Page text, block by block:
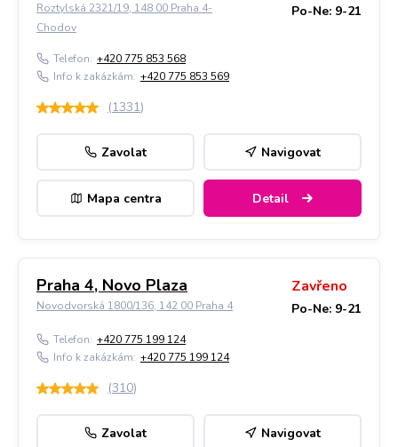
Roztylská 2321/19, 148 00 Praha 4-
Chodov
Po-Ne: 9-21
Telefon: +420 775 853 568
Info k zakázkám: +420 775 853 569
(1331)
Zavolat Navigovat
Mapa centra Detail
Praha 4, Novo Plaza
Novodvorská 1800/136, 142 00 Praha 4
Zavřeno
Po-Ne: 9-21
Telefon: +420 775 199 124
Info k zakázkám: +420 775 199 124
(310)
Zavolat Navigovat